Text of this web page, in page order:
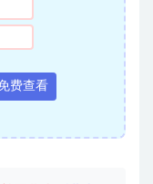
费查看